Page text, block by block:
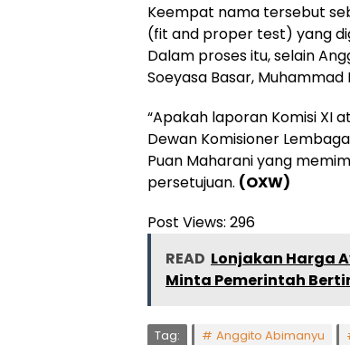
Keempat nama tersebut
(fit and proper test) yang
Dalam proses itu, selain
Soeyasa Basar, Muhammad
“Apakah laporan Komisi XI
Dewan Komisioner
Puan Maharani yang
persetujuan. (OXW)
Post Views: 296
READ Lonjakan Harga
Minta Pemerintah
Tag: Anggito Abimanyu